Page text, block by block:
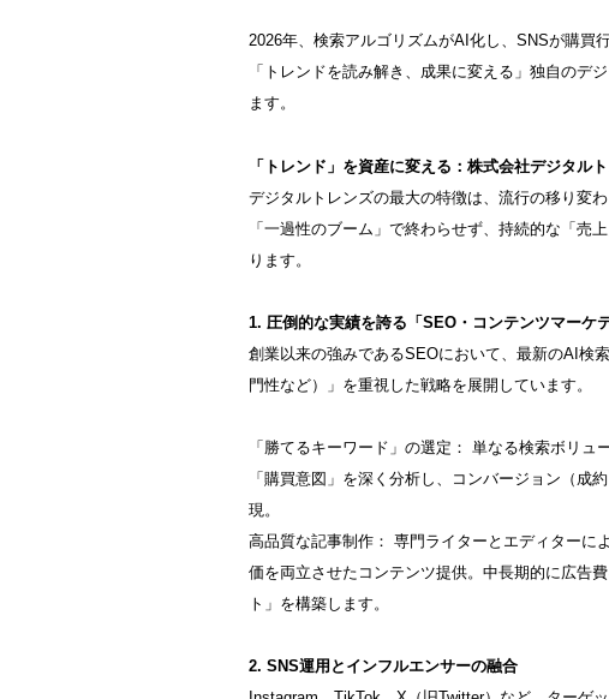
2026年、検索アルゴリズムがAI化し、SNSが購買
「トレンドを読み解き、成果に変える」独自のデ
ます。
「トレンド」を資産に変える：株式会社デジタル
デジタルトレンズの最大の特徴は、流行の移り変
「一過性のブーム」で終わらせず、持続的な「売
ります。
1. 圧倒的な実績を誇る「SEO・コンテンツマーケ
創業以来の強みであるSEOにおいて、最新のAI検
門性など）」を重視した戦略を展開しています。
「勝てるキーワード」の選定： 単なる検索ボリ
「購買意図」を深く分析し、コンバージョン（成
現。
高品質な記事制作： 専門ライターとエディターに
価を両立させたコンテンツ提供。中長期的に広告
ト」を構築します。
2. SNS運用とインフルエンサーの融合